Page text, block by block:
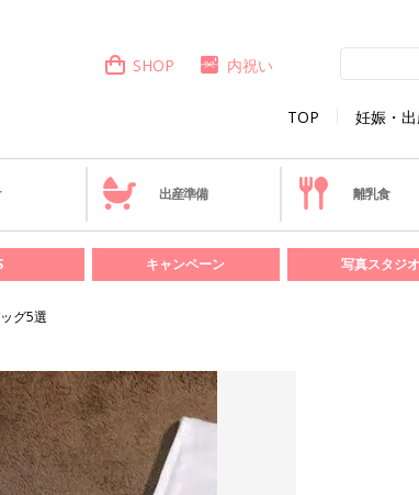
TOP 妊娠・
SHOP 内祝い
出産準備 離乳食
キャンペーン 写真スタジオ
グ5選